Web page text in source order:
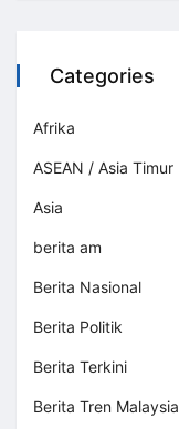
Categories
Afrika
ASEAN / Asia Timur
Asia
berita am
Berita Nasional
Berita Politik
Berita Terkini
Berita Tren Malaysia